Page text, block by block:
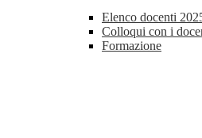
Elenco docenti
Colloqui con i
Formazione